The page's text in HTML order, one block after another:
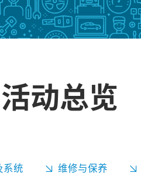
动总览
系统 维修与保养